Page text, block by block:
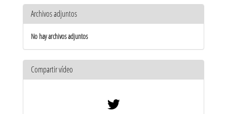
Archivos adjuntos
No hay archivos adjuntos
Compartir vídeo